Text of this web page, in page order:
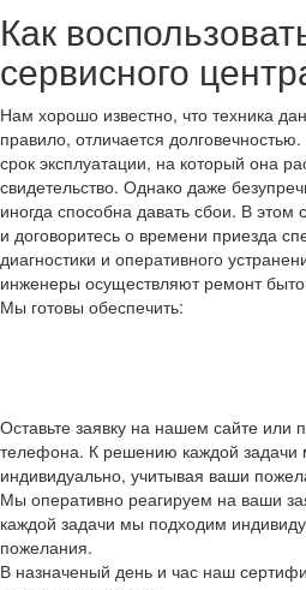
Как
сервисного
Нам хорошо известно, что техника
правило, отличается
срок эксплуатации, на который она
свидетельство. Однако даже
иногда способна давать сбои. В этом
и договоритесь о времени приезда
диагностики и оперативного
инженеры осуществляют ремонт
Мы готовы обеспечить:
Оставьте заявку на нашем сайте или
телефона. К решению каждой
индивидуально, учитывая ваши
Мы оперативно реагируем на ваши
каждой задачи мы подходим
пожелания.
В назначеный день и час наш